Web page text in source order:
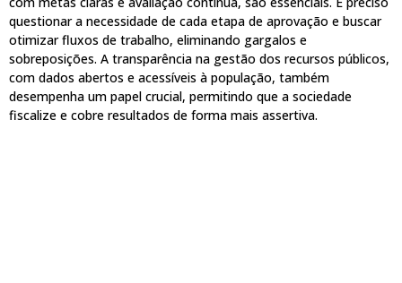
questionar a necessidade de cada etapa de aprovação e buscar
otimizar fluxos de trabalho, eliminando gargalos e
sobreposições. A transparência na gestão dos recursos públicos,
com dados abertos e acessíveis à população, também
desempenha um papel crucial, permitindo que a sociedade
fiscalize e cobre resultados de forma mais assertiva.